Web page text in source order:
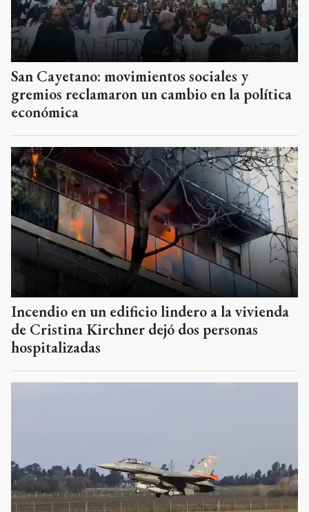
San Cayetano: movimientos sociales y
gremios reclamaron un cambio en la política
económica
Incendio en un edificio lindero a la vivienda
de Cristina Kirchner dejó dos personas
hospitalizadas